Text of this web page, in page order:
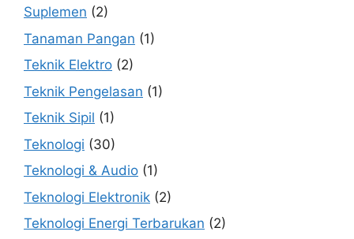
Suplemen (2)
Tanaman Pangan (1)
Teknik Elektro (2)
Teknik Pengelasan (1)
Teknik Sipil (1)
Teknologi (30)
Teknologi & Audio (1)
Teknologi Elektronik (2)
Teknologi Energi Terbarukan (2)